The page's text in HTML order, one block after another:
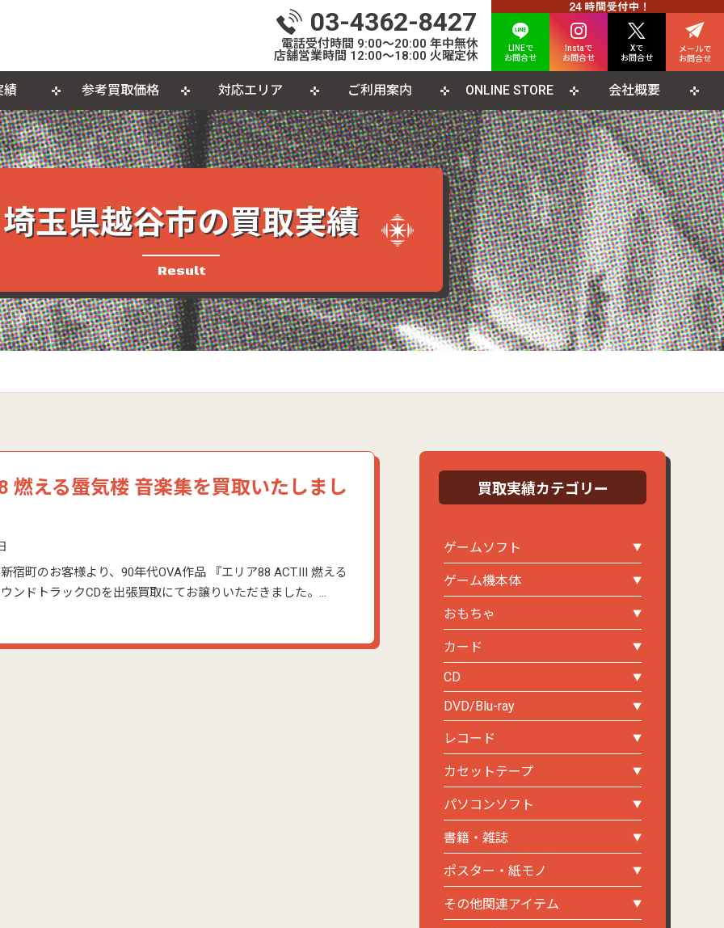
03-4362-8427
電話受付時間 9:00〜20:00 年中無休
店舗営業時間 12:00〜18:00 火曜定休
LINEで
お問合せ
Instaで
お問合せ
Xで
お問合せ
メールで
お問合せ
おもちゃ カード CD
カセットテープ パソコンソフト 書籍・雑誌
績 参考買取価格 対応エリア ご利用案内
て 出張買取について LINE査定について よくある質問
ONLINE STORE 会社概要
おしらせ 個人情報保護方針 利用規約
埼玉県越谷市の買取実績
Result
燃える蜃気楼 音楽集を買取いたしまし
宿町のお客様より、90年代OVA作品 『エリア88 ACT.III 燃える
ンドトラックCDを出張買取にてお譲りいただきました。…
買取実績カテゴリー
ゲームソフト
ゲーム機本体
おもちゃ
カード
CD
DVD/Blu-ray
レコード
カセットテープ
パソコンソフト
書籍・雑誌
ポスター・紙モノ
その他関連アイテム